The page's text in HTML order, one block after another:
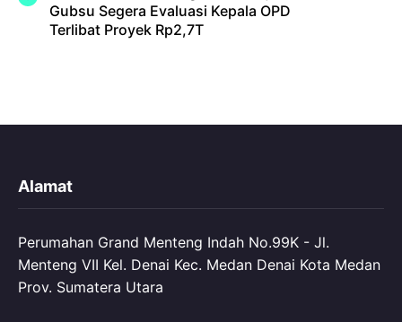
Gubsu Segera Evaluasi Kepala OPD
Terlibat Proyek Rp2,7T
Alamat
Perumahan Grand Menteng Indah No.99K - Jl.
Menteng VII Kel. Denai Kec. Medan Denai Kota Medan
Prov. Sumatera Utara